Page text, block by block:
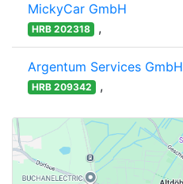
MickyCar GmbH
HRB 202318 ,
Argentum Services GmbH
HRB 209342 ,